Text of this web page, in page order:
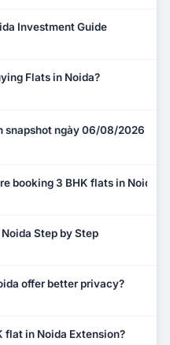
Investment Guide
Flats in Noida?
snapshot ngày 06/08/2026
booking 3 BHK flats in Noida?
Step by Step
offer better privacy?
flat in Noida Extension?